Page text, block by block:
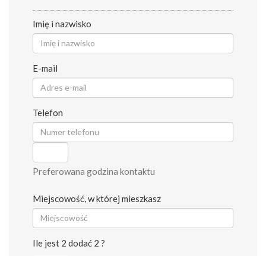
Imię i nazwisko
E-mail
Telefon
Preferowana godzina kontaktu
Miejscowość, w której mieszkasz
Ile jest 2 dodać 2 ?